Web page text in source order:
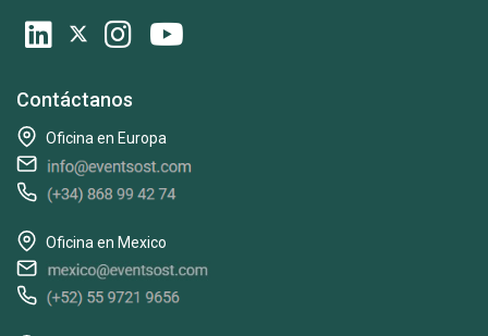
Contáctanos
Oficina en Europa
Oficina en Mexico